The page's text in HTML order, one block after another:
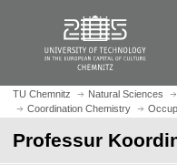
m
h
o
e
TU Chemnitz Natural Sciences
Coordination Chemistry
Professur